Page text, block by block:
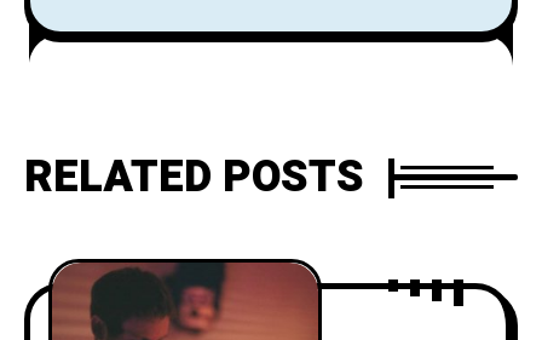
リース！「CONCRETE」を先行
RELATED POSTS